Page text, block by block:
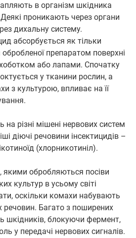
в організм шкідника
проникають через органи
дихальну систему.
абсорбується як тільки
препаратом поверхні
або лапами. Спочатку
у тканини рослин, а
з культурою, впливає на її
на різні мішені нервових систем
діючі речовини інсектицидів –
(хлорникотиніл).
якими обробляються посіви
культур в усьому світі
оскільки комахи набувають
речовин. Багато з поширених
шкідників, блокуючи фермент,
у передачі нервових сигналів.